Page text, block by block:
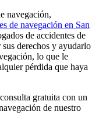
navegación,
de navegación en San
de accidentes de
derechos y ayudarlo
lo que le
pérdida que haya
gratuita con un
de nuestro